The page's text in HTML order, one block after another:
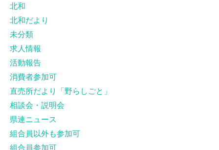
北和
北和だより
未分類
求人情報
活動報告
消費者参加可
直売所だより「野らしごと」
相談会・説明会
県連ニュース
組合員以外も参加可
組合員参加可